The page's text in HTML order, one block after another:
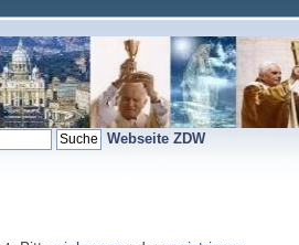
Webseite ZDW